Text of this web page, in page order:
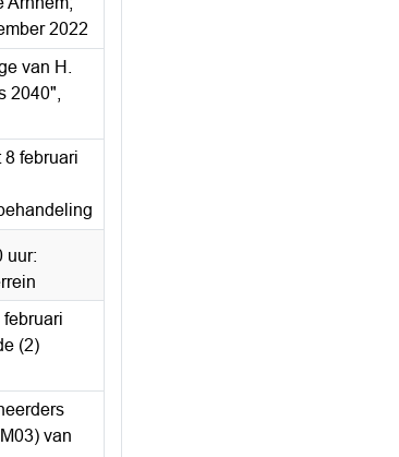
2022
van H.
2040",
8 februari
uur:
(2)
van